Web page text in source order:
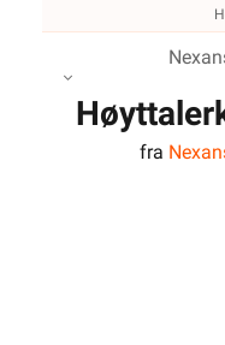
fra